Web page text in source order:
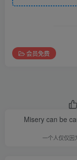
会员免费
Misery can be
一个人仅仅因